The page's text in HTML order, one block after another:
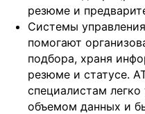
резюме и
Системы
помогают
подбора, храня
резюме и статусе.
специалистам
объемом данных и